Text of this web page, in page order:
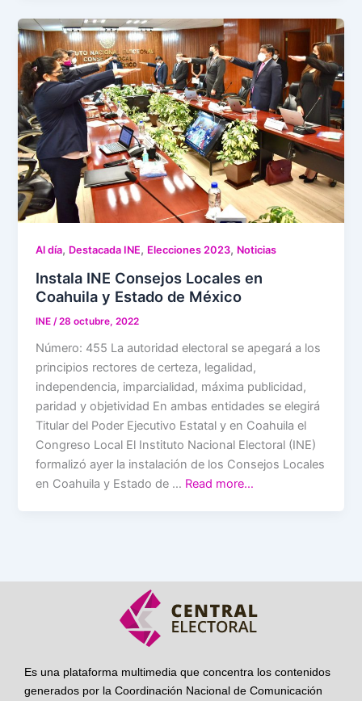
Al día, Destacada INE, Elecciones 2023, Noticias
Instala INE Consejos Locales en
Coahuila y Estado de México
INE/28 octubre, 2022
Número: 455 La autoridad electoral se apegará a los
principios rectores de certeza, legalidad,
independencia, imparcialidad, máxima publicidad,
paridad y objetividad En ambas entidades se elegirá
Titular del Poder Ejecutivo Estatal y en Coahuila el
Congreso Local El Instituto Nacional Electoral (INE)
formalizó ayer la instalación de los Consejos Locales
en Coahuila y Estado de … Read more…
Es una plataforma multimedia que concentra los contenidos
generados por la Coordinación Nacional de Comunicación